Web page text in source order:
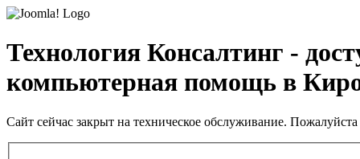
Технология Консалтинг -
компьютерная помощь в
Сайт сейчас закрыт на техническое обслуживание.